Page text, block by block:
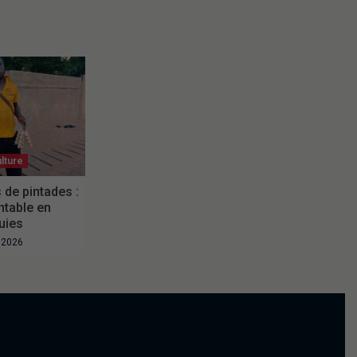
de pintades :
en